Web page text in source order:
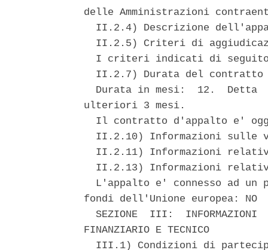
delle Amministrazioni
II.2.4) Descrizione
II.2.5) Criteri di
I criteri indicati di
II.2.7) Durata del
Durata in mesi:  12.  Detta
ulteriori 3 mesi.
Il contratto d'appalto e'
II.2.10) Informazioni sulle
II.2.11) Informazioni
II.2.13) Informazioni
L'appalto e' connesso ad un
fondi dell'Unione europea: NO
SEZIONE  III:  INFORMAZIONI
FINANZIARIO E TECNICO
III.1) Condizioni di